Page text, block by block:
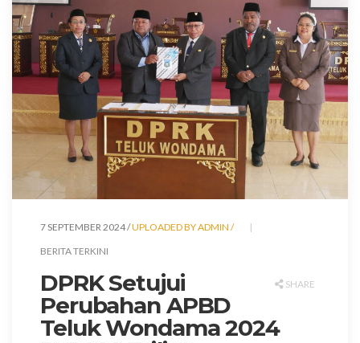
7 SEPTEMBER 2024 /UPLOADED BY ADMIN /
BERITA TERKINI
SHARE
DPRK Setujui
Perubahan APBD
Teluk Wondama 2024